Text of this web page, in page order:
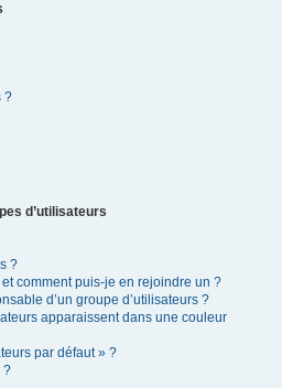
?
d’utilisateurs
?
comment puis-je en rejoindre un ?
d’un groupe d’utilisateurs ?
apparaissent dans une couleur
par défaut » ?
?